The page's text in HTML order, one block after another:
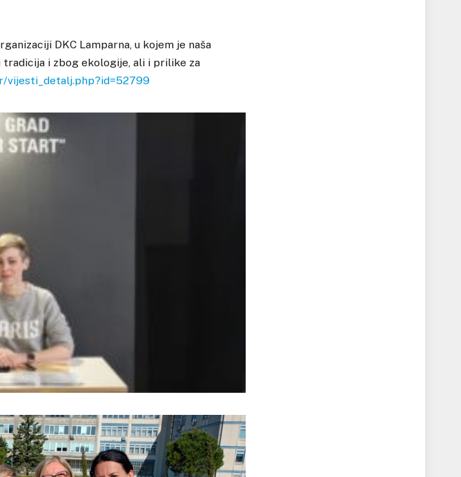
DKC Lamparna, u kojem je naša
tradicija i zbog ekologije, ali i prilike za
vijesti_detalj.php?id=52799